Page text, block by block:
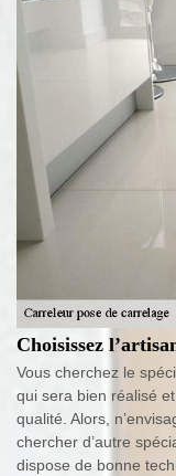
Choisissez
Vous cherchez le
qui sera bien réalisé
qualité. Alors,
chercher d’autre
dispose de bonne